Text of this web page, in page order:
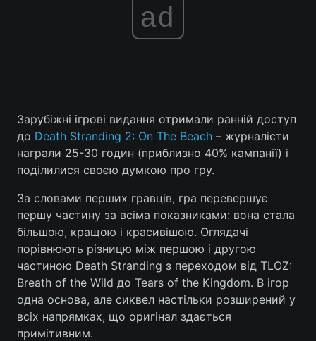
Головна Війна
Україна Політика
Економіка Світ
Спорт Наука
Зброя Інциденти
ad
Зарубіжні ігрові видання отримали ранній доступ
до Death Stranding 2: On The Beach – журналісти
награли 25-30 годин (приблизно 40% кампанії) і
поділилися своєю думкою про гру.
За словами перших гравців, гра перевершує
першу частину за всіма показниками: вона стала
більшою, кращою і красивішою. Оглядачі
порівнюють різницю між першою і другою
частиною Death Stranding з переходом від TLOZ:
Breath of the Wild до Tears of the Kingdom. В ігор
одна основа, але сиквел настільки розширений у
всіх напрямках, що оригінал здається
примітивним.